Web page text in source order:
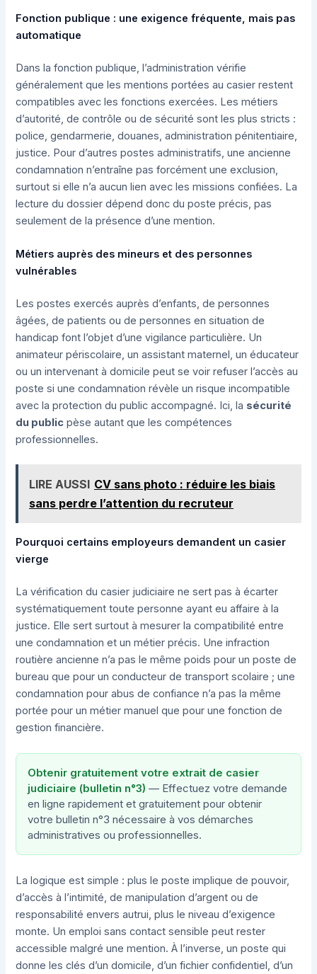
Fonction publique : une exigence fréquente, mais pas
automatique
Dans la fonction publique, l’administration vérifie
généralement que les mentions portées au casier restent
compatibles avec les fonctions exercées. Les métiers
d’autorité, de contrôle ou de sécurité sont les plus stricts :
police, gendarmerie, douanes, administration pénitentiaire,
justice. Pour d’autres postes administratifs, une ancienne
condamnation n’entraîne pas forcément une exclusion,
surtout si elle n’a aucun lien avec les missions confiées. La
lecture du dossier dépend donc du poste précis, pas
seulement de la présence d’une mention.
Métiers auprès des mineurs et des personnes
vulnérables
Les postes exercés auprès d’enfants, de personnes
âgées, de patients ou de personnes en situation de
handicap font l’objet d’une vigilance particulière. Un
animateur périscolaire, un assistant maternel, un éducateur
ou un intervenant à domicile peut se voir refuser l’accès au
poste si une condamnation révèle un risque incompatible
avec la protection du public accompagné. Ici, la sécurité
du public pèse autant que les compétences
professionnelles.
LIRE AUSSI CV sans photo : réduire les biais
sans perdre l’attention du recruteur
Pourquoi certains employeurs demandent un casier
vierge
La vérification du casier judiciaire ne sert pas à écarter
systématiquement toute personne ayant eu affaire à la
justice. Elle sert surtout à mesurer la compatibilité entre
une condamnation et un métier précis. Une infraction
routière ancienne n’a pas le même poids pour un poste de
bureau que pour un conducteur de transport scolaire ; une
condamnation pour abus de confiance n’a pas la même
portée pour un métier manuel que pour une fonction de
gestion financière.
Obtenir gratuitement votre extrait de casier
judiciaire (bulletin n°3) — Effectuez votre demande
en ligne rapidement et gratuitement pour obtenir
votre bulletin n°3 nécessaire à vos démarches
administratives ou professionnelles.
La logique est simple : plus le poste implique de pouvoir,
d’accès à l’intimité, de manipulation d’argent ou de
responsabilité envers autrui, plus le niveau d’exigence
monte. Un emploi sans contact sensible peut rester
accessible malgré une mention. À l’inverse, un poste qui
donne les clés d’un domicile, d’un fichier confidentiel, d’un